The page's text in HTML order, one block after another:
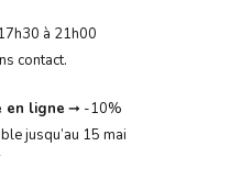
à 21h00
contact.
en ligne ➞ -10%
jusqu’au 15 mai